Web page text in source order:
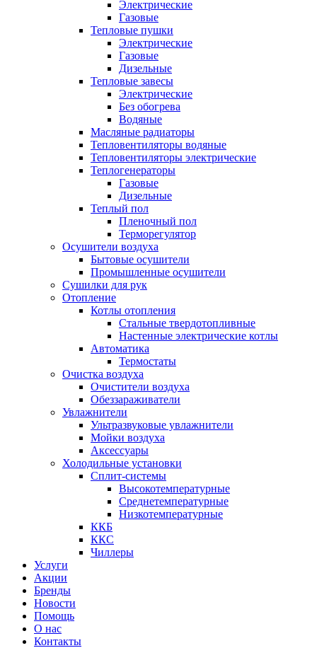
Электрические
Газовые
Тепловые пушки
Электрические
Газовые
Дизельные
Тепловые завесы
Электрические
Без обогрева
Водяные
Масляные радиаторы
Тепловентиляторы водяные
Тепловентиляторы электрические
Теплогенераторы
Газовые
Дизельные
Теплый пол
Пленочный пол
Терморегулятор
Осушители воздуха
Бытовые осушители
Промышленные осушители
Сушилки для рук
Отопление
Котлы отопления
Стальные твердотопливные
Настенные электрические котлы
Автоматика
Термостаты
Очистка воздуха
Очистители воздуха
Обеззараживатели
Увлажнители
Ультразвуковые увлажнители
Мойки воздуха
Аксессуары
Холодильные установки
Сплит-системы
Высокотемпературные
Среднетемпературные
Низкотемпературные
ККБ
ККС
Чиллеры
Услуги
Акции
Бренды
Новости
Помощь
О нас
Контакты